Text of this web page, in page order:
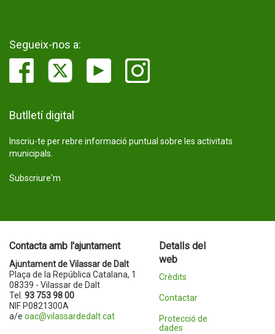
Segueix-nos a:
Butlletí digital
Inscriu-te per rebre informació puntual sobre les activitats
municipals.
Subscriure'm
Contacta amb l'ajuntament
Ajuntament de Vilassar de Dalt
Plaça de la República Catalana, 1
08339 - Vilassar de Dalt
Tel. 93 753 98 00
NIF P0821300A
a/e oac@vilassardedalt.cat
Detalls del
web
Crèdits
Contactar
Protecció de
dades